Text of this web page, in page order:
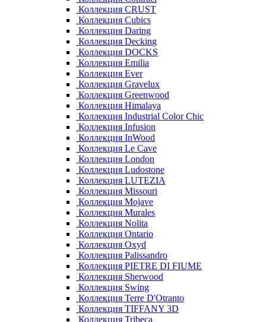
Коллекция CRUST
Коллекция Cubics
Коллекция Daring
Коллекция Decking
Коллекция DOCKS
Коллекция Emilia
Коллекция Ever
Коллекция Gravelux
Коллекция Greenwood
Коллекция Himalaya
Коллекция Industrial Color Chic
Коллекция Infusion
Коллекция InWood
Коллекция Le Cave
Коллекция London
Коллекция Ludostone
Коллекция LUTEZIA
Коллекция Missouri
Коллекция Mojave
Коллекция Murales
Коллекция Nolita
Коллекция Ontario
Коллекция Oxyd
Коллекция Palissandro
Коллекция PIETRE DI FIUME
Коллекция Sherwood
Коллекция Swing
Коллекция Terre D'Otranto
Коллекция TIFFANY 3D
Коллекция Tribeca